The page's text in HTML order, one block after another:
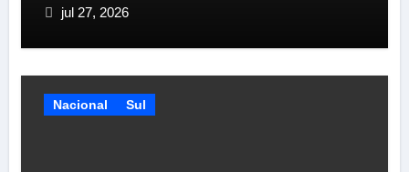
jul 27, 2026
Nacional Sul